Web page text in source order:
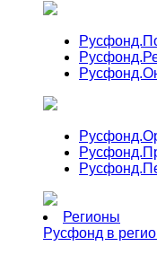
Русфонд.
Русфонд.
Русфонд.
Русфонд.
Русфонд.
Русфонд.
Регионы
Русфонд в